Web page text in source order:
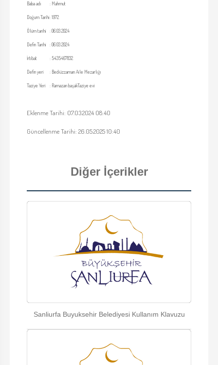
Baba adı : Mahmut
Doğum Tarihi:1972
Ölüm tarihi :06.03.2024
Defin Tarihi :06.03.2024
İrtibat :5435467832
Defin yeri : Bediüzzaman Aile Mezarlığı
Taziye Yeri : Ramazan başakTaziye evi
Eklenme Tarihi: 07.03.2024 08:40
Güncellenme Tarihi: 26.05.2025 10:40
Diğer İçerikler
Sanliurfa Buyuksehir Belediyesi Kullanım Klavuzu